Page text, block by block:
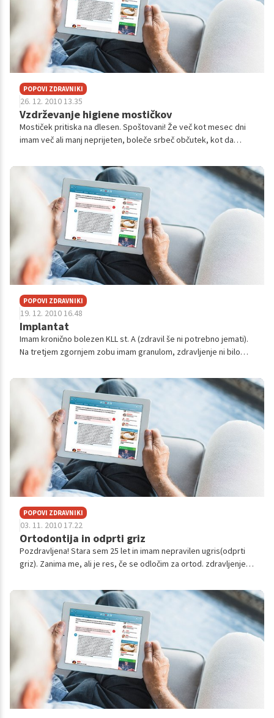
POPOVI ZDRAVNIKI
26. 12. 2010 13.35
Vzdrževanje higiene mostičkov
Mostiček pritiska na dlesen. Spoštovani! Že več kot mesec dni
imam več ali manj neprijeten, boleče srbeč občutek, kot da
Ali se bo s č...
POPOVI ZDRAVNIKI
19. 12. 2010 16.48
Implantat
Imam kronično bolezen KLL st. A (zdravil še ni potrebno jemati).
Na tretjem zgornjem zobu imam granulom, zdravljenje ni bilo
predlaga). Zobozdra...
POPOVI ZDRAVNIKI
03. 11. 2010 17.22
Ortodontija in odprti griz
Pozdravljena! Stara sem 25 let in imam nepravilen ugris(odprti
griz). Zanima me, ali je res, če se odločim za ortod. zdravljenje z